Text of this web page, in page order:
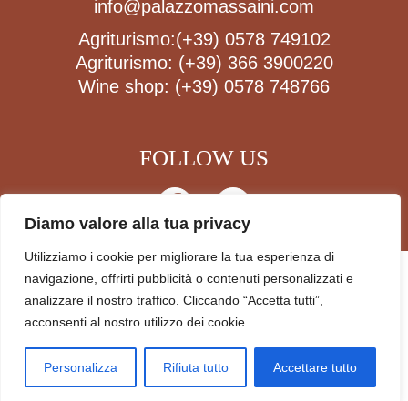
Diamo valore alla tua privacy
Utilizziamo i cookie per migliorare la tua esperienza di
navigazione, offrirti pubblicità o contenuti personalizzati e
analizzare il nostro traffico. Cliccando “Accetta tutti”,
acconsenti al nostro utilizzo dei cookie.
Personalizza Rifiuta tutto Accettare tutto
info@palazzomassaini.com
Agriturismo:(+39) 0578 749102
Agriturismo: (+39) 366 3900220
Wine shop: (+39) 0578 748766
FOLLOW US
PRIVACY POLICY
SOCIETÀ AGRICOLA PALAZZO MASSAINI - SOCIETÀ
SEMPLICE
PALMASSAINI@LEGALMAIL.IT
© PALAZZO MASSAINI 2026